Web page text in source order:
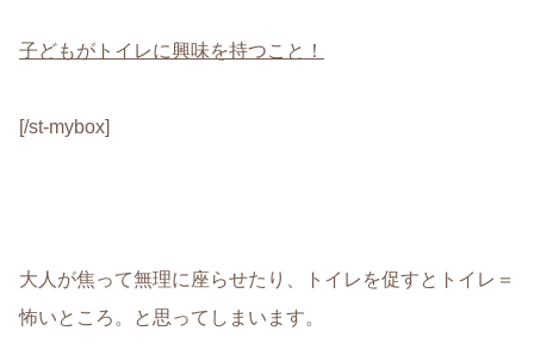
子どもがトイレに興味を持つこと！
[/st-mybox]
大人が焦って無理に座らせたり、トイレを促すとトイレ＝
怖いところ。と思ってしまいます。